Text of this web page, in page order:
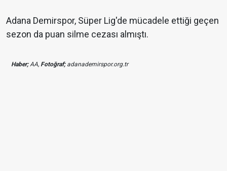
Adana Demirspor, Süper Lig'de mücadele ettiği geçen
sezon da puan silme cezası almıştı.
Haber;AA, Fotoğraf;adanademirspor.org.tr